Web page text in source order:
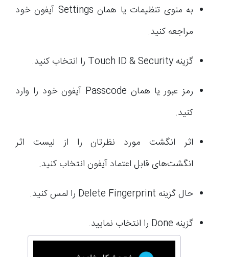
به منوی تنظیمات یا همان Settings آیفون خود
مراجعه کنید.
گزینه Touch ID & Security را انتخاب کنید.
رمز عبور یا همان Passcode آیفون خود را وارد
کنید.
اثر انگشت مورد نظرتان را از لیست اثر
انگشت‌های قابل اعتماد آیفون انتخاب کنید.
حال گزینه Delete Fingerprint را لمس کنید.
گزینه Done را انتخاب نمایید.